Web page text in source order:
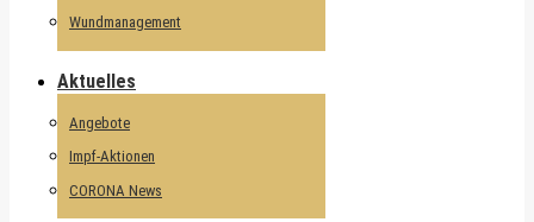
Wundmanagement
Aktuelles
Angebote
Impf-Aktionen
CORONA News